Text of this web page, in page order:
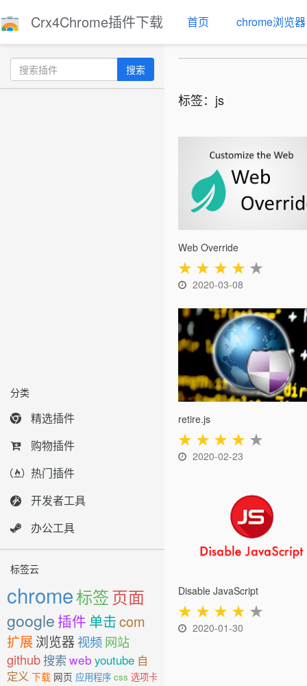
Crx4Chrome插件下载 首页 chrome浏览器
搜索
分类
精选插件
购物插件
热门插件
开发者工具
办公工具
标签云
chrome标签页面
google 插件 单击com
扩展浏览器 视频网站
github搜索web youtube 自
定义 下载 网页 应用程序 css 选项卡
标签：js
Web Override
★ ★ ★ ★ ★
2020-03-08
retire.js
★ ★ ★ ★ ★
2020-02-23
Disable JavaScript
★ ★ ★ ★ ★
2020-01-30